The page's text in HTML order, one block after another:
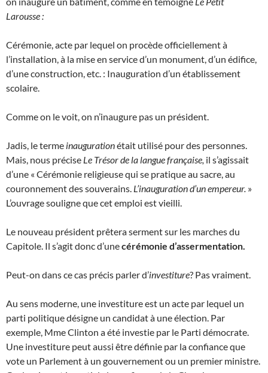
Larousse :
Cérémonie, acte par lequel on procède officiellement à
l’installation, à la mise en service d’un monument, d’un édifice,
d’une construction, etc. : Inauguration d’un établissement
scolaire.
Comme on le voit, on n’inaugure pas un président.
Jadis, le terme inaugurationétait utilisé pour des personnes.
Mais, nous précise Le Trésor de la langue française, il s’agissait
d’une « Cérémonie religieuse qui se pratique au sacre, au
couronnement des souverains. L’inauguration d’un empereur. »
L’ouvrage souligne que cet emploi est vieilli.
Le nouveau président prêtera serment sur les marches du
Capitole. Il s’agit donc d’unecérémonie d’assermentation.
Peut-on dans ce cas précis parler d’investiture? Pas vraiment.
Au sens moderne, une investiture est un acte par lequel un
parti politique désigne un candidat à une élection. Par
exemple, Mme Clinton a été investie par le Parti démocrate.
Une investiture peut aussi être définie par la confiance que
vote un Parlement à un gouvernement ou un premier ministre.